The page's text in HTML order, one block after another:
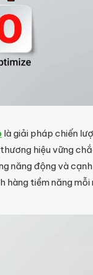
là giải pháp chiến
hiệu vững
năng động và
hàng tiềm năng mỗi